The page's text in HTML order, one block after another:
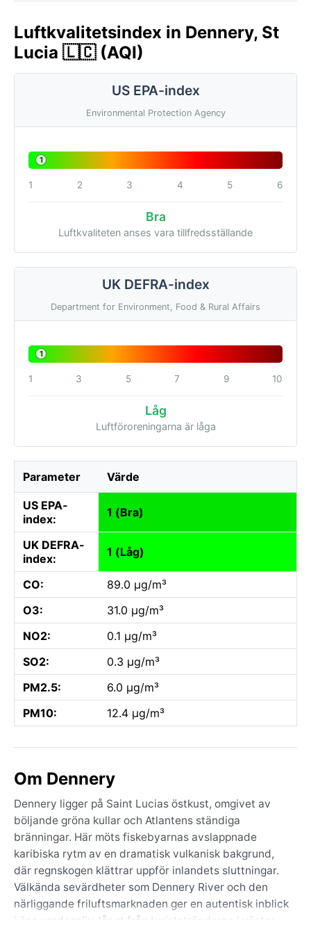
Luftkvalitetsindex in Dennery, St
Lucia 🇱🇨 (AQI)
US EPA-index
Environmental Protection Agency
1
1 2 3 4 5 6
Bra
Luftkvaliteten anses vara tillfredsställande
UK DEFRA-index
Department for Environment, Food & Rural Affairs
1
1 3 5 7 9 10
Låg
Luftföroreningarna är låga
Parameter Värde
US EPA-
index:
1 (Bra)
UK DEFRA-
index:
1 (Låg)
CO:
89.0 µg/m³
O3:
31.0 µg/m³
NO2:
0.1 µg/m³
SO2:
0.3 µg/m³
PM2.5:
6.0 µg/m³
PM10:
12.4 µg/m³
Om Dennery
Dennery ligger på Saint Lucias östkust, omgivet av
böljande gröna kullar och Atlantens ständiga
bränningar. Här möts fiskebyarnas avslappnade
karibiska rytm av en dramatisk vulkanisk bakgrund,
där regnskogen klättrar uppför inlandets sluttningar.
Välkända sevärdheter som Dennery River och den
närliggande friluftsmarknaden ger en autentisk inblick
i öns vardagsliv, långt från turiststränderna i väster.